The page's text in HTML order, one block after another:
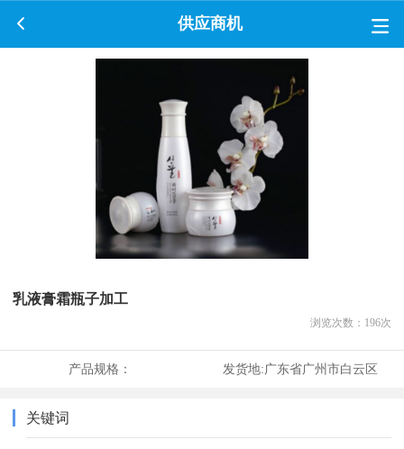
供应商机
乳液膏霜瓶子加工
浏览次数： 196次
产品规格： 发货地:广东省广州市白云区
关键词